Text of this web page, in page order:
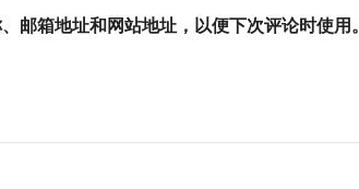
邮箱地址和网站地址，以便下次评论时使用。